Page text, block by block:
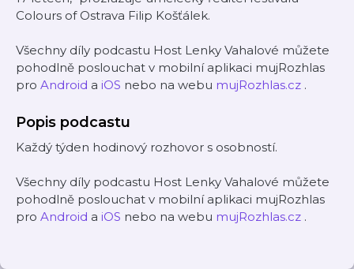
Colours of Ostrava Filip Košťálek.
Všechny díly podcastu Host Lenky Vahalové můžete
pohodlně poslouchat v mobilní aplikaci mujRozhlas
pro Android a iOS nebo na webu mujRozhlas.cz .
Popis podcastu
Každý týden hodinový rozhovor s osobností.
Všechny díly podcastu Host Lenky Vahalové můžete
pohodlně poslouchat v mobilní aplikaci mujRozhlas
pro Android a iOS nebo na webu mujRozhlas.cz .